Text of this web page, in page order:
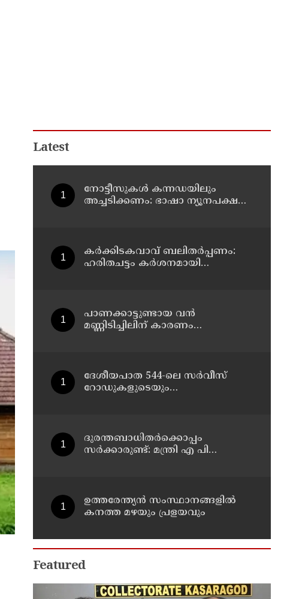
Latest
നോട്ടീസുകള്‍ കന്നഡയിലും
അച്ചടിക്കണം: ഭാഷാ ന്യൂനപക്ഷ
കര്‍ക്കിടകവാവ് ബലിതര്‍പ്പണം:
ഹരിതചട്ടം കര്‍ശനമായി
പാണക്കാട്ടുണ്ടായ വൻ
മണ്ണിടിച്ചിലിന് കാരണം
ദേശീയപാത 544-ലെ സർവീസ്
റോഡുകളുടെയും
ഗഡ്കരിയുമായി കൂടിക്കാഴ്ച
നടത്തി കെ. രാധാകൃഷ്ണൻ
ദുരന്തബാധിതര്‍ക്കൊപ്പം
സര്‍ക്കാരുണ്ട്: മന്ത്രി എ പി
ഉത്തരേന്ത്യൻ സംസ്ഥാനങ്ങളിൽ
കനത്ത മഴയും പ്രളയവും
Featured